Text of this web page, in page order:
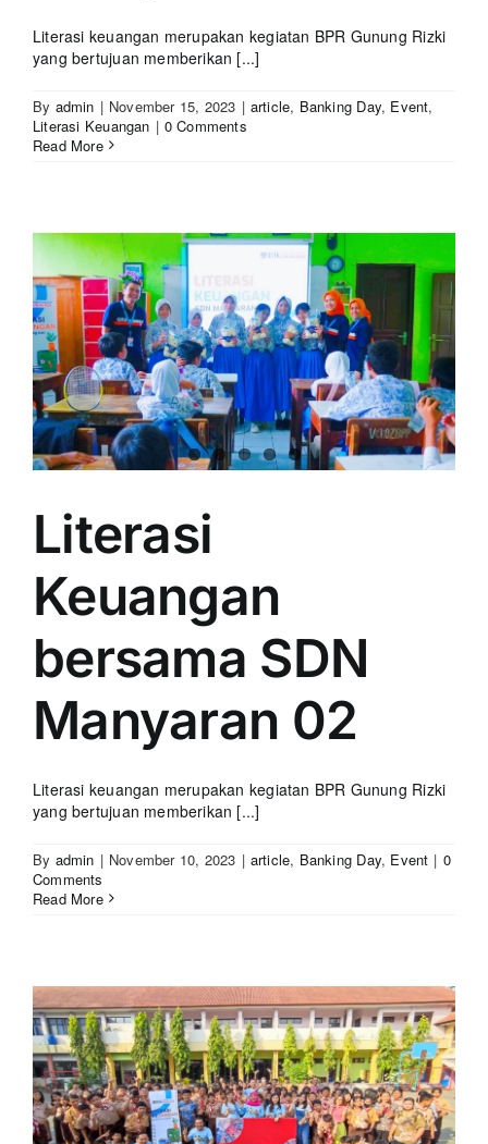
Literasi keuangan merupakan kegiatan BPR Gunung Rizki
yang bertujuan memberikan [...]
By admin | November 15, 2023 | article, Banking Day, Event,
Literasi Keuangan | 0 Comments
Read More
Literasi
Keuangan
bersama SDN
Manyaran 02
Literasi keuangan merupakan kegiatan BPR Gunung Rizki
yang bertujuan memberikan [...]
By admin | November 10, 2023 | article, Banking Day, Event | 0
Comments
Read More